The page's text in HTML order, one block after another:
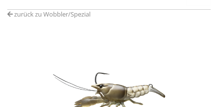
zurück zu Wobbler/Spezial